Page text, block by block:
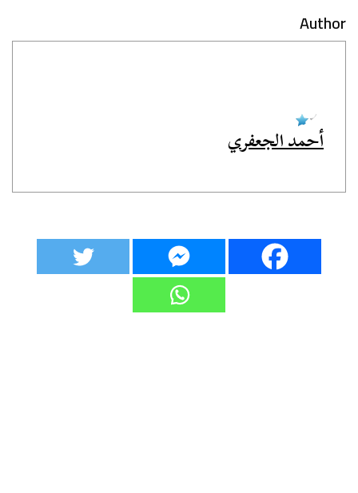
Author
أحمد الجعفري